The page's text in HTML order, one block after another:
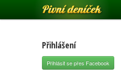
Pivní deníček
Přihlášení
Přihlásit se přes Facebook